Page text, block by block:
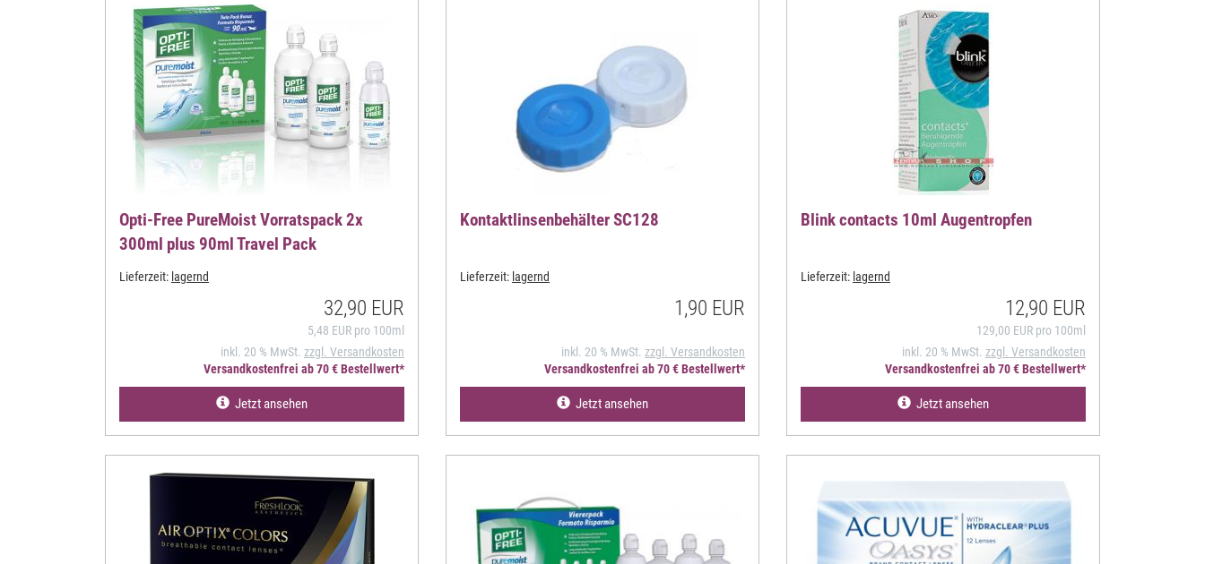
Opti-Free PureMoist Vorratspack 2x
300ml plus 90ml Travel Pack
Lieferzeit: lagernd
32,90 EUR
5,48 EUR pro 100ml
inkl. 20 % MwSt. zzgl. Versandkosten
Versandkostenfrei ab 70 € Bestellwert*
Jetzt ansehen
Kontaktlinsenbehälter SC128
Lieferzeit: lagernd
1,90 EUR
inkl. 20 % MwSt. zzgl. Versandkosten
Versandkostenfrei ab 70 € Bestellwert*
Jetzt ansehen
Blink contacts 10ml Augentropfen
Lieferzeit: lagernd
12,90 EUR
129,00 EUR pro 100ml
inkl. 20 % MwSt. zzgl. Versandkosten
Versandkostenfrei ab 70 € Bestellwert*
Jetzt ansehen